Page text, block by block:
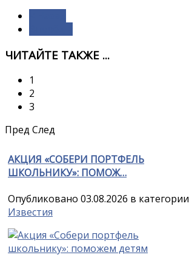
ЧИТАЙТЕ ТАКЖЕ ...
1
2
3
Пред След
АКЦИЯ «СОБЕРИ ПОРТФЕЛЬ
ШКОЛЬНИКУ»: ПОМОЖ…
Опубликовано 03.08.2026 в категории
Известия